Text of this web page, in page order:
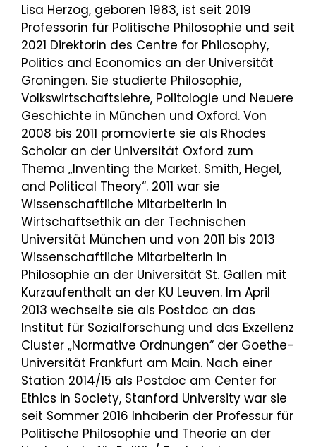
Lisa Herzog, geboren 1983, ist seit 2019
Professorin für Politische Philosophie und seit
2021 Direktorin des Centre for Philosophy,
Politics and Economics an der Universität
Groningen. Sie studierte Philosophie,
Volkswirtschaftslehre, Politologie und Neuere
Geschichte in München und Oxford. Von
2008 bis 2011 promovierte sie als Rhodes
Scholar an der Universität Oxford zum
Thema „Inventing the Market. Smith, Hegel,
and Political Theory“. 2011 war sie
Wissenschaftliche Mitarbeiterin in
Wirtschaftsethik an der Technischen
Universität München und von 2011 bis 2013
Wissenschaftliche Mitarbeiterin in
Philosophie an der Universität St. Gallen mit
Kurzaufenthalt an der KU Leuven. Im April
2013 wechselte sie als Postdoc an das
Institut für Sozialforschung und das Exzellenz
Cluster „Normative Ordnungen“ der Goethe-
Universität Frankfurt am Main. Nach einer
Station 2014/15 als Postdoc am Center for
Ethics in Society, Stanford University war sie
seit Sommer 2016 Inhaberin der Professur für
Politische Philosophie und Theorie an der